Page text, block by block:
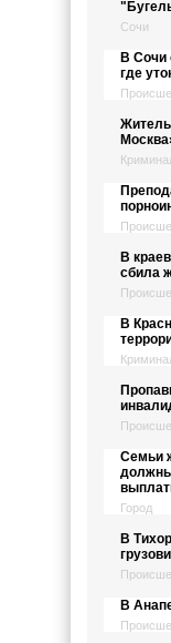
Сочи
В Сочи
где
Житель
В
сбила
В
Семьи
Город
В
В